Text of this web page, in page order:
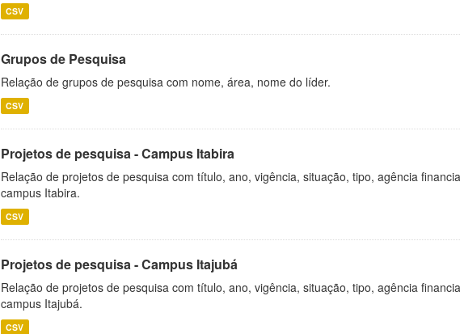
CSV
Grupos de Pesquisa
Relação de grupos de pesquisa com nome, área, nome do líder.
CSV
Projetos de pesquisa - Campus Itabira
Relação de projetos de pesquisa com título, ano, vigência, situação, tipo, agência
campus Itabira.
CSV
Projetos de pesquisa - Campus Itajubá
Relação de projetos de pesquisa com título, ano, vigência, situação, tipo, agência
campus Itajubá.
CSV